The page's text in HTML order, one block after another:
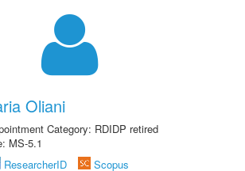
Oliani
Category: RDIDP retired
MS-5.1
ResearcherID
Scopus